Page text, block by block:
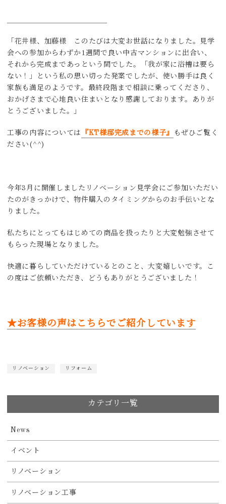
「花井様、加藤様 このたびは大変お世話になりました。見学
会への参加からわずか1週間で良い中古マンションに出合い、
それから完成まであっという間でした。「我が家に浴槽は要ら
ない！」という私の思い切った発案でしたが、使い勝手は良く
家族も満足のようです。最終段階まで相談に乗ってくださり、
おかげさまで心地良い住まいとなり感謝しております。ありが
とうございました。」
工事の内容については 『KT様邸完成までの様子』
もぜひご覧く
ださい(^^)
今年3月に開催しましたリノベーション見学会にご参加いただい
たのがきっかけで、物件購入のタイミングからのお手伝いとな
りました。
私たちにとってもはじめての商品を扱ったりと大変勉強させて
もらった現場となりました。
快適に暮らしていただけているとのこと、大変嬉しいです。こ
の度はご依頼いただき、どうもありがとうございました！
★お客様の声はこちらでご紹介しています
リノベーション リフォーム
カテゴリ一覧
News
イベント
リノベーション
リノベーション工事